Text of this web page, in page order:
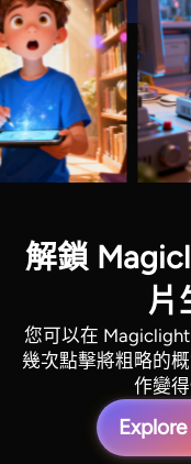
解鎖
片
您可以在
幾次點擊將粗略的
作變